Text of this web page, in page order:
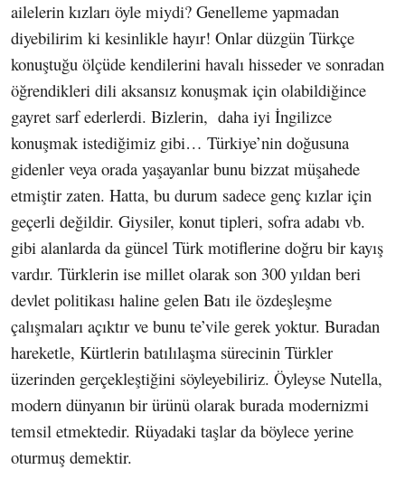
ailelerin kızları öyle miydi? Genelleme yapmadan
diyebilirim ki kesinlikle hayır! Onlar düzgün Türkçe
konuştuğu ölçüde kendilerini havalı hisseder ve sonradan
öğrendikleri dili aksansız konuşmak için olabildiğince
gayret sarf ederlerdi. Bizlerin, daha iyi İngilizce
konuşmak istediğimiz gibi… Türkiye’nin doğusuna
gidenler veya orada yaşayanlar bunu bizzat müşahede
etmiştir zaten. Hatta, bu durum sadece genç kızlar için
geçerli değildir. Giysiler, konut tipleri, sofra adabı vb.
gibi alanlarda da güncel Türk motiflerine doğru bir kayış
vardır. Türklerin ise millet olarak son 300 yıldan beri
devlet politikası haline gelen Batı ile özdeşleşme
çalışmaları açıktır ve bunu te’vile gerek yoktur. Buradan
hareketle, Kürtlerin batılılaşma sürecinin Türkler
üzerinden gerçekleştiğini söyleyebiliriz. Öyleyse Nutella,
modern dünyanın bir ürünü olarak burada modernizmi
temsil etmektedir. Rüyadaki taşlar da böylece yerine
oturmuş demektir.